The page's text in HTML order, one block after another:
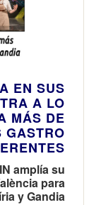
EN SUS
A LO
MÁS DE
GASTRO
amplía su
para
y Gandia